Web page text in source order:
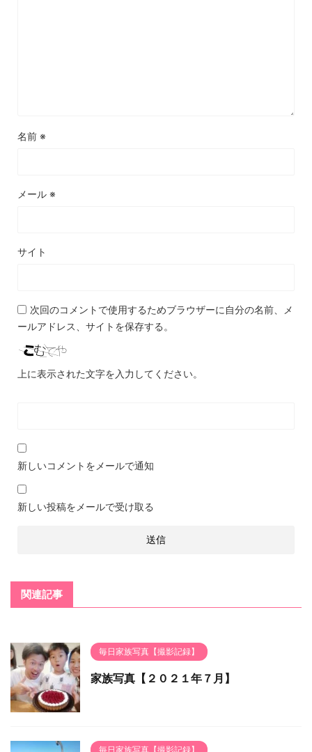
名前 ※
メール ※
サイト
次回のコメントで使用するためブラウザーに自分の名前、メ
ールアドレス、サイトを保存する。
上に表示された文字を入力してください。
新しいコメントをメールで通知
新しい投稿をメールで受け取る
関連記事
毎日家族写真【撮影記録】
家族写真【２０２１年７月】
毎日家族写真【撮影記録】